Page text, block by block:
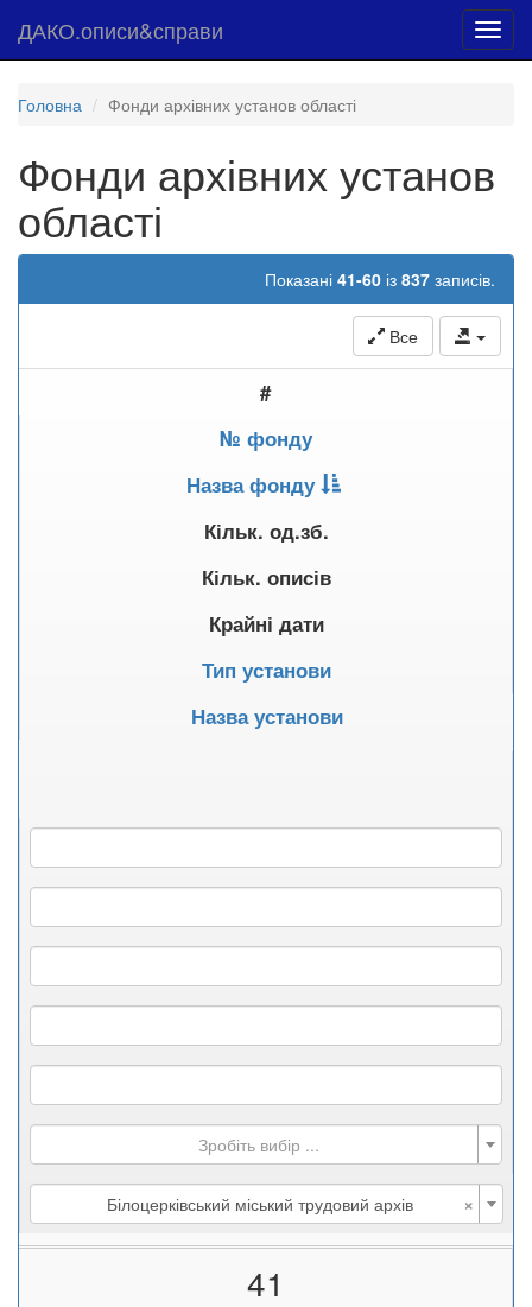
ДАКО.описи&справи
Головна Фонди архівних установ області
Фонди архівних установ
області
Показані 41-60 із 837 записів.
Все
#
№ фонду
Назва фонду
Кільк. од.зб.
Кільк. описів
Крайні дати
Тип установи
Назва установи
Зробіть вибір ...
×
Білоцерківський міський трудовий архів
41